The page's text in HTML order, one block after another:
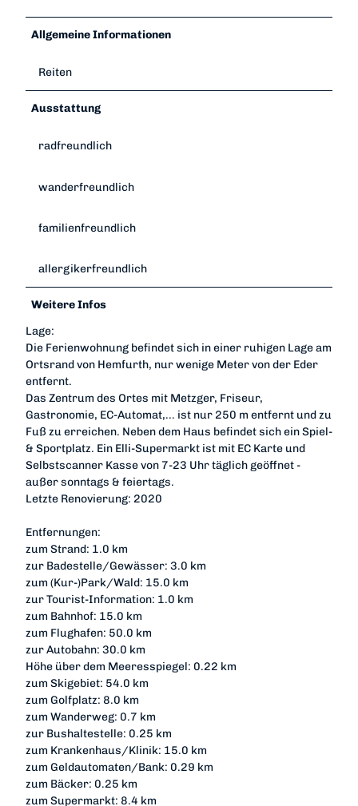
Allgemeine Informationen
Reiten
Ausstattung
radfreundlich
wanderfreundlich
familienfreundlich
allergikerfreundlich
Weitere Infos
Lage:
Die Ferienwohnung befindet sich in einer ruhigen Lage am
Ortsrand von Hemfurth, nur wenige Meter von der Eder
entfernt.
Das Zentrum des Ortes mit Metzger, Friseur,
Gastronomie, EC-Automat,... ist nur 250 m entfernt und zu
Fuß zu erreichen. Neben dem Haus befindet sich ein Spiel-
& Sportplatz. Ein Elli-Supermarkt ist mit EC Karte und
Selbstscanner Kasse von 7-23 Uhr täglich geöffnet -
außer sonntags & feiertags.
Letzte Renovierung: 2020
Entfernungen:
zum Strand: 1.0 km
zur Badestelle/Gewässer: 3.0 km
zum (Kur-)Park/Wald: 15.0 km
zur Tourist-Information: 1.0 km
zum Bahnhof: 15.0 km
zum Flughafen: 50.0 km
zur Autobahn: 30.0 km
Höhe über dem Meeresspiegel: 0.22 km
zum Skigebiet: 54.0 km
zum Golfplatz: 8.0 km
zum Wanderweg: 0.7 km
zur Bushaltestelle: 0.25 km
zum Krankenhaus/Klinik: 15.0 km
zum Geldautomaten/Bank: 0.29 km
zum Bäcker: 0.25 km
zum Supermarkt: 8.4 km